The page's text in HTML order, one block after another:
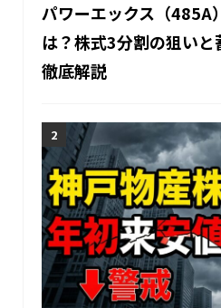
パワーエックス（485A
は？株式3分割の狙い
徹底解説